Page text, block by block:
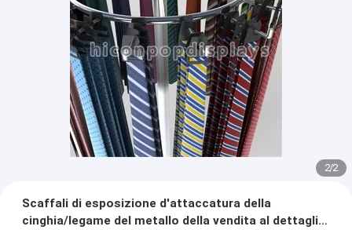
2/2
Scaffali di esposizione d'attaccatura della
cinghia/legame del metallo della vendita al dettaglio